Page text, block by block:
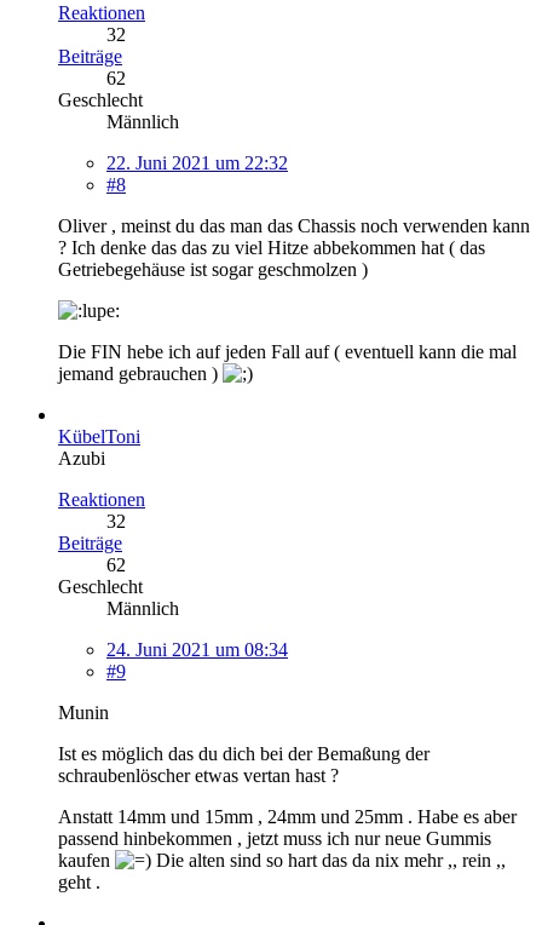
Reaktionen
32
Beiträge
62
Geschlecht
Männlich
22. Juni 2021 um 22:32
#8
Oliver , meinst du das man das Chassis noch verwenden kann
? Ich denke das das zu viel Hitze abbekommen hat ( das
Getriebegehäuse ist sogar geschmolzen )
Die FIN hebe ich auf jeden Fall auf ( eventuell kann die mal
jemand gebrauchen )
KübelToni
Azubi
Reaktionen
32
Beiträge
62
Geschlecht
Männlich
24. Juni 2021 um 08:34
#9
Munin
Ist es möglich das du dich bei der Bemaßung der
schraubenlöscher etwas vertan hast ?
Anstatt 14mm und 15mm , 24mm und 25mm . Habe es aber
passend hinbekommen , jetzt muss ich nur neue Gummis
kaufen
Die alten sind so hart das da nix mehr ,, rein ,,
geht .